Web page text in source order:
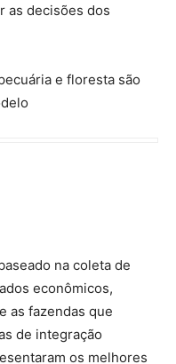
e floresta são
na coleta de
econômicos,
as fazendas que
de integração
os melhores